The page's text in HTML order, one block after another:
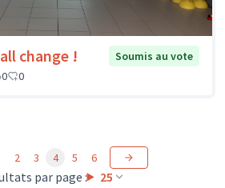
change !
Soumis au vote
0 0
par page : 25
2 3 4 5 6